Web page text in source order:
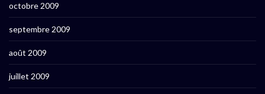
octobre 2009
septembre 2009
août 2009
juillet 2009